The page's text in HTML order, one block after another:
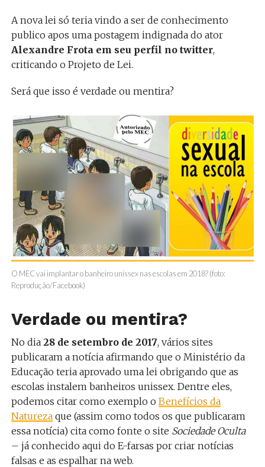
A nova lei só teria vindo a ser de conhecimento
publico apos uma postagem indignada do ator
Alexandre Frota em seu perfil no twitter,
criticando o Projeto de Lei.
Será que isso é verdade ou mentira?
O MEC vai implantar o banheiro unissex nas escolas em 2018? (foto:
Reprodução/Facebook)
Verdade ou mentira?
No dia 28 de setembro de 2017, vários sites
publicaram a notícia afirmando que o Ministério da
Educação teria aprovado uma lei obrigando que as
escolas instalem banheiros unissex. Dentre eles,
podemos citar como exemplo o Benefícios da
Naturezaque (assim como todos os que publicaram
essa notícia) cita como fonte o site Sociedade Oculta
– já conhecido aqui do E-farsas por criar notícias
falsas e as espalhar na web.